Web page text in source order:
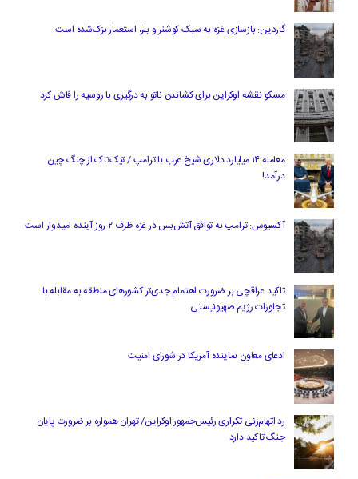
گاردین: بازسازی غزه به سبک کوشنر و بلر، استعمار بزک‌شده است
مسکو نقشه اوکراین برای کشاندن ناتو به درگیری با روسیه را فاش کرد
معامله ۱۴ میلیارد دلاری شیخ عرب با ترامپ / تیک‌تاک از چنگ چین
درآمد!
آکسیوس: ترامپ به توافق آتش‌بس در غزه ظرف ۲ روز آینده امیدوار است
تاکید عراقچی بر ضرورت اهتمام جدی‌تر کشورهای منطقه به مقابله با
تجاوزات رژیم صهیونیستی
ادعای معاون نماینده آمریکا در شورای امنیت
رد اتهام‌زنی تکراری رئیس‌جمهور اوکراین/ تهران همواره بر ضرورت پایان
جنگ تاکید دارد